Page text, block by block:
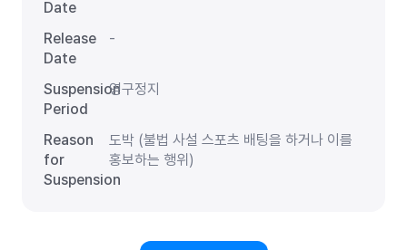
Date
Release
Date
-
Suspension
Period
영구정지
Reason
for
Suspension
도박 (불법 사설 스포츠 배팅을 하거나 이를
홍보하는 행위)